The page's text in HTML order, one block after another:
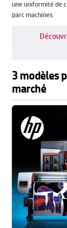
une uniformité de
parc machines.
3 modèles
marché